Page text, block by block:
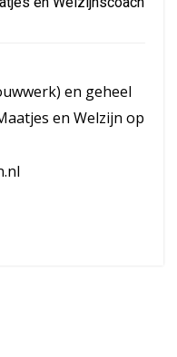
en geheel
en Welzijn op